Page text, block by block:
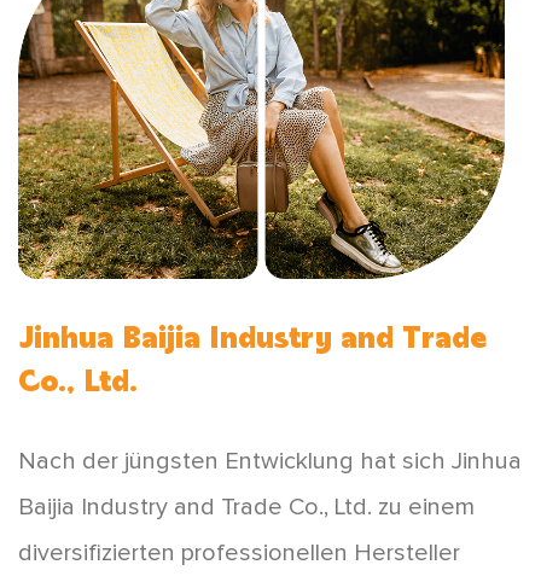
Jinhua Baijia Industry and Trade
Co., Ltd.
Nach der jüngsten Entwicklung hat sich Jinhua
Baijia Industry and Trade Co., Ltd. zu einem
diversifizierten professionellen Hersteller